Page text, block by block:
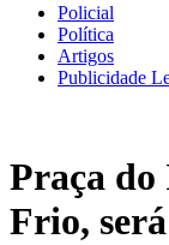
Policial
Política
Artigos
Publicidade
Praça
Frio,